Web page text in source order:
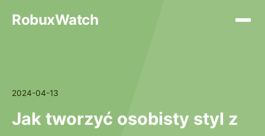
RobuxWatch
2024-04-13
Jak tworzyć osobisty styl z